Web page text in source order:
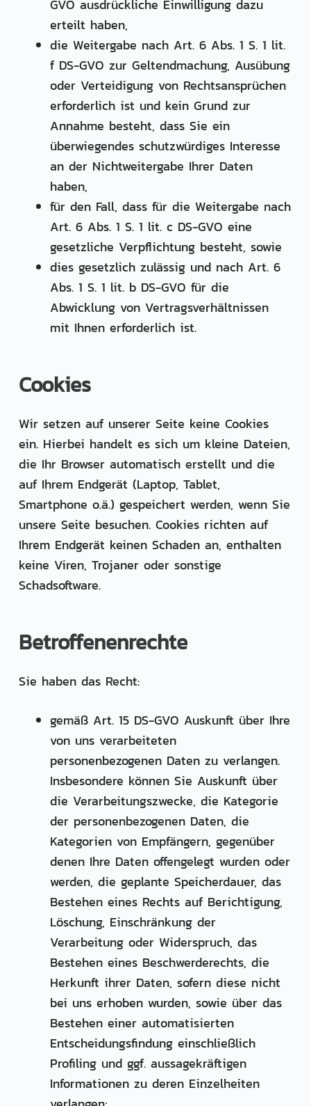
GVO ausdrückliche Einwilligung dazu
erteilt haben,
die Weitergabe nach Art. 6 Abs. 1 S. 1 lit.
f DS-GVO zur Geltendmachung, Ausübung
oder Verteidigung von Rechtsansprüchen
erforderlich ist und kein Grund zur
Annahme besteht, dass Sie ein
überwiegendes schutzwürdiges Interesse
an der Nichtweitergabe Ihrer Daten
haben,
für den Fall, dass für die Weitergabe nach
Art. 6 Abs. 1 S. 1 lit. c DS-GVO eine
gesetzliche Verpflichtung besteht, sowie
dies gesetzlich zulässig und nach Art. 6
Abs. 1 S. 1 lit. b DS-GVO für die
Abwicklung von Vertragsverhältnissen
mit Ihnen erforderlich ist.
Cookies
Wir setzen auf unserer Seite keine Cookies
ein. Hierbei handelt es sich um kleine Dateien,
die Ihr Browser automatisch erstellt und die
auf Ihrem Endgerät (Laptop, Tablet,
Smartphone o.ä.) gespeichert werden, wenn Sie
unsere Seite besuchen. Cookies richten auf
Ihrem Endgerät keinen Schaden an, enthalten
keine Viren, Trojaner oder sonstige
Schadsoftware.
Betroffenenrechte
Sie haben das Recht:
gemäß Art. 15 DS-GVO Auskunft über Ihre
von uns verarbeiteten
personenbezogenen Daten zu verlangen.
Insbesondere können Sie Auskunft über
die Verarbeitungszwecke, die Kategorie
der personenbezogenen Daten, die
Kategorien von Empfängern, gegenüber
denen Ihre Daten offengelegt wurden oder
werden, die geplante Speicherdauer, das
Bestehen eines Rechts auf Berichtigung,
Löschung, Einschränkung der
Verarbeitung oder Widerspruch, das
Bestehen eines Beschwerderechts, die
Herkunft ihrer Daten, sofern diese nicht
bei uns erhoben wurden, sowie über das
Bestehen einer automatisierten
Entscheidungsfindung einschließlich
Profiling und ggf. aussagekräftigen
Informationen zu deren Einzelheiten